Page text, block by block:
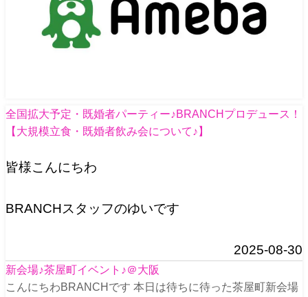
全国拡大予定・既婚者パーティー♪BRANCHプロデュース！
【大規模立食・既婚者飲み会について♪】
皆様こんにちわ
BRANCHスタッフのゆいです
2025-08-30
新会場♪茶屋町イベント♪＠大阪
こんにちわBRANCHです 本日は待ちに待った茶屋町新会場